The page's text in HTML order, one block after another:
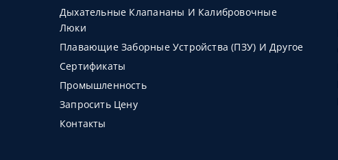
Дыхательные Клапананы И Калибровочные
Люки
Плавающие Заборные Устройства (ПЗУ) И Другое
Сертификаты
Промышленность
Запросить Цену
Контакты